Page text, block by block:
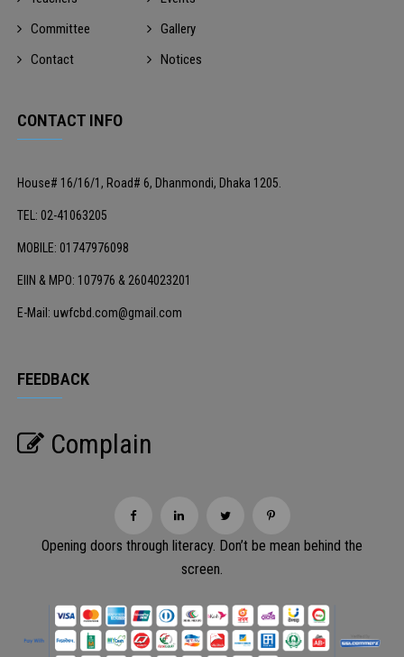
Committee
Gallery
Contact
Notices
CONTACT INFO
House# 16/16/1, Road# 6, Dhanmondi, Dhaka 1205.
TEL: 02-41063205
MOBILE: 01747976098
EIIN & MPO: 107976 & 2604023201
E-Mail: uwfcbd.com@gmail.com
FEEDBACK
Complain
Opening doors through literacy. Don’t be mean behind the
screen.